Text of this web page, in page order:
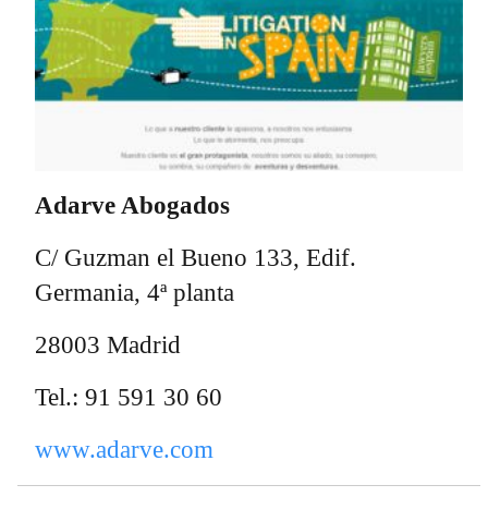
Adarve Abogados
C/ Guzman el Bueno 133, Edif.
Germania, 4ª planta
28003 Madrid
Tel.: 91 591 30 60
www.adarve.com